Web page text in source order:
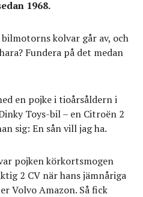
1968.
bilmotorns kolvar går av, och
Fundera på det medan
en pojke i tioårsåldern i
Toys-bil – en Citroën 2
sig: En sån vill jag ha.
pojken körkortsmogen
2 CV när hans jämnåriga
Volvo Amazon. Så fick